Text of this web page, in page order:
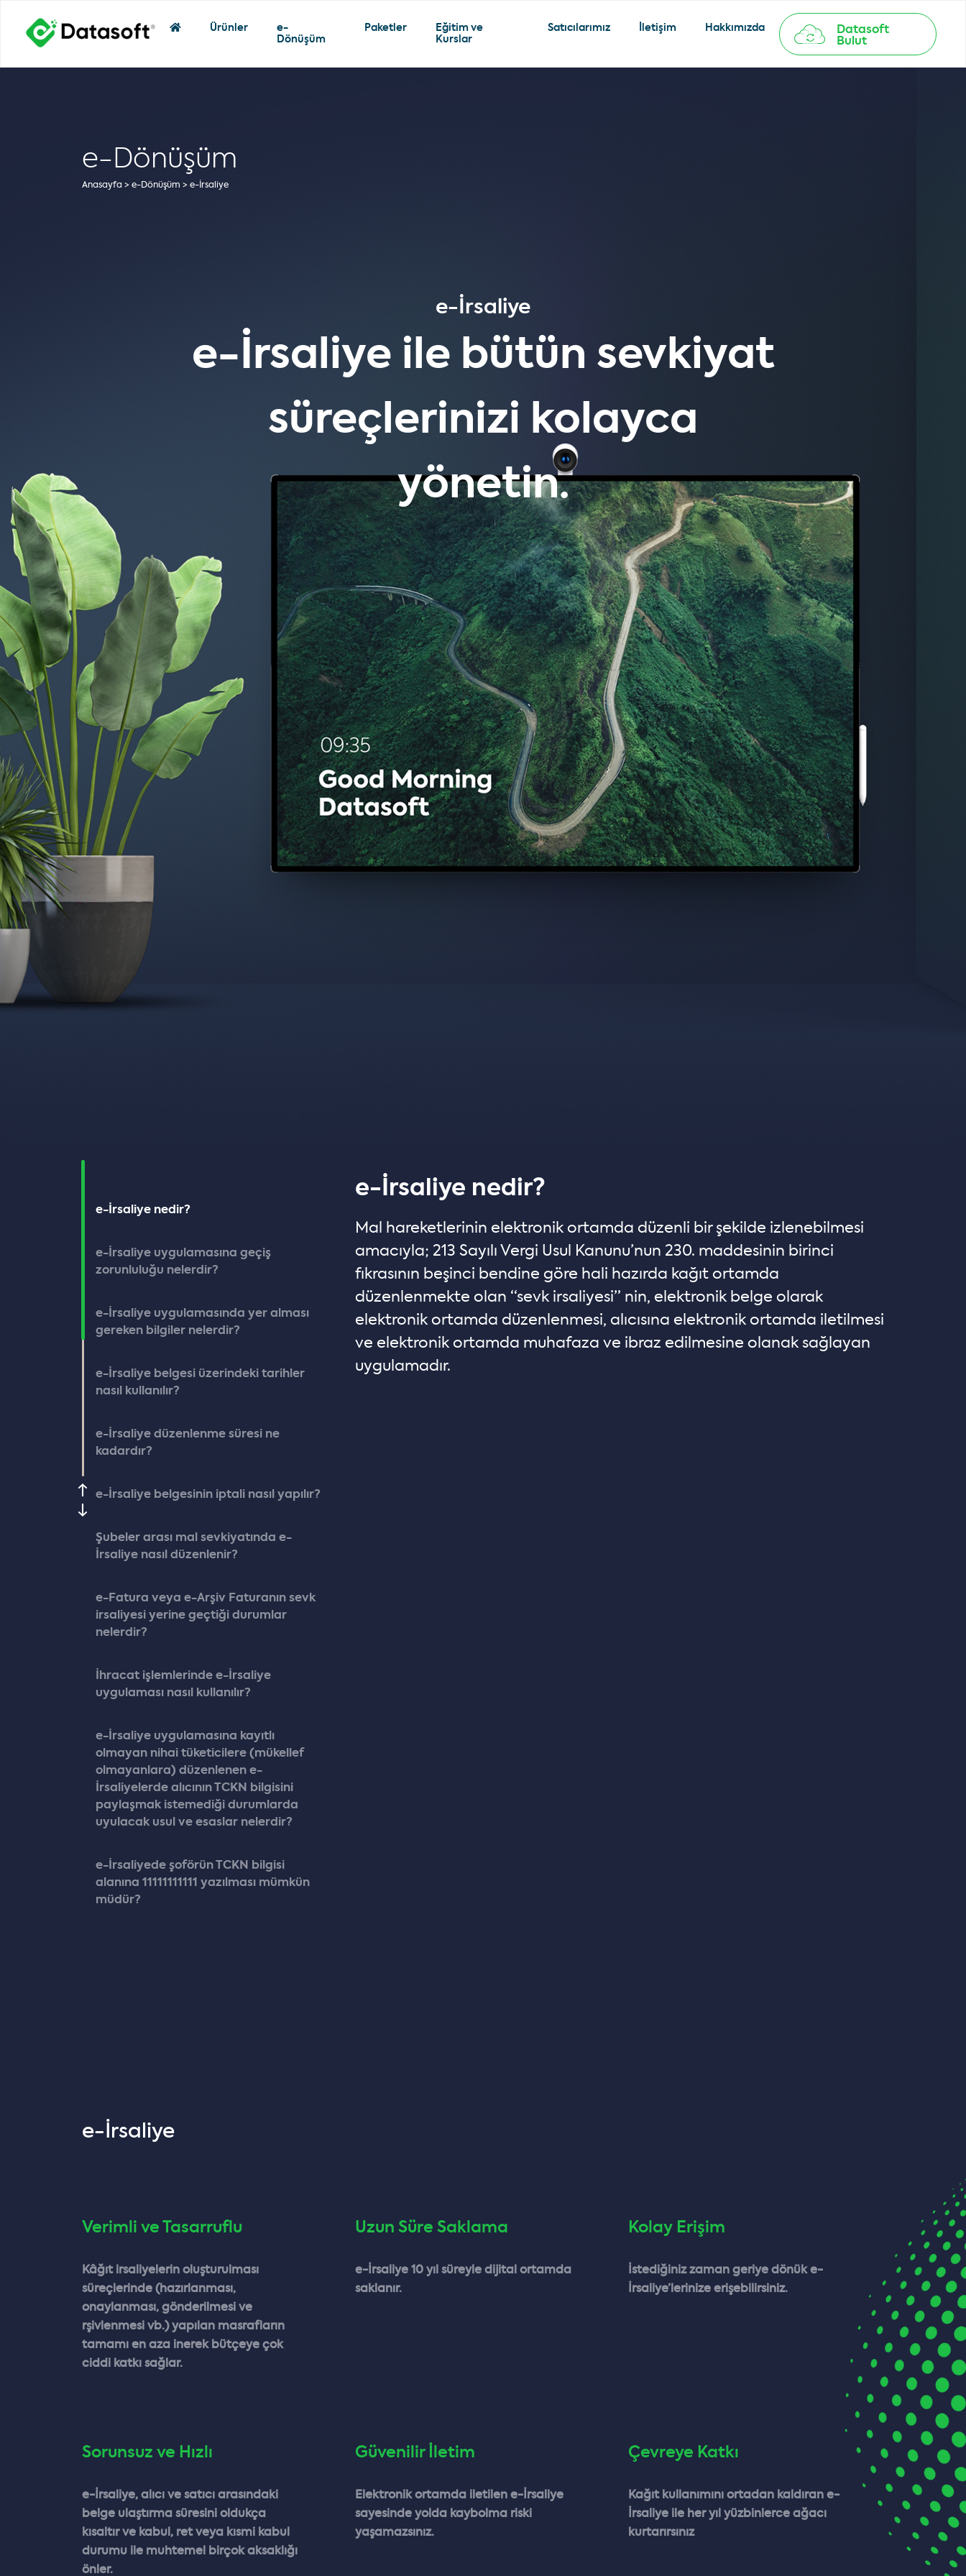
Ürünler
e-
Dönüşüm
Paketler
Eğitim ve
Kurslar
Satıcılarımız İletişim Hakkımızda
Datasoft
Bulut
e-Dönüşüm
Anasayfa > e-Dönüşüm > e-İrsaliye
e-İrsaliye
e-İrsaliye ile bütün sevkiyat
süreçlerinizi kolayca
yönetin.
e-İrsaliye nedir?
e-İrsaliye uygulamasına geçiş
zorunluluğu nelerdir?
e-İrsaliye uygulamasında yer alması
gereken bilgiler nelerdir?
e-İrsaliye belgesi üzerindeki tarihler
nasıl kullanılır?
e-İrsaliye düzenlenme süresi ne
kadardır?
e-İrsaliye belgesinin iptali nasıl yapılır?
Şubeler arası mal sevkiyatında e-
İrsaliye nasıl düzenlenir?
e-Fatura veya e-Arşiv Faturanın sevk
irsaliyesi yerine geçtiği durumlar
nelerdir?
İhracat işlemlerinde e-İrsaliye
uygulaması nasıl kullanılır?
e-İrsaliye uygulamasına kayıtlı
olmayan nihai tüketicilere (mükellef
olmayanlara) düzenlenen e-
İrsaliyelerde alıcının TCKN bilgisini
paylaşmak istemediği durumlarda
uyulacak usul ve esaslar nelerdir?
e-İrsaliyede şoförün TCKN bilgisi
alanına 11111111111 yazılması mümkün
müdür?
e-İrsaliye nedir?
Mal hareketlerinin elektronik ortamda düzenli bir şekilde izlenebilmesi
amacıyla; 213 Sayılı Vergi Usul Kanunu’nun 230. maddesinin birinci
fıkrasının beşinci bendine göre hali hazırda kağıt ortamda
düzenlenmekte olan “sevk irsaliyesi” nin, elektronik belge olarak
elektronik ortamda düzenlenmesi, alıcısına elektronik ortamda iletilmesi
ve elektronik ortamda muhafaza ve ibraz edilmesine olanak sağlayan
uygulamadır.
e-İrsaliye
Verimli ve Tasarruflu
Kâğıt irsaliyelerin oluşturulması
süreçlerinde (hazırlanması,
onaylanması, gönderilmesi ve
rşivlenmesi vb.) yapılan masrafların
tamamı en aza inerek bütçeye çok
ciddi katkı sağlar.
Uzun Süre Saklama
e-İrsaliye 10 yıl süreyle dijital ortamda
saklanır.
Kolay Erişim
İstediğiniz zaman geriye dönük e-
İrsaliye’lerinize erişebilirsiniz.
Sorunsuz ve Hızlı
e-İrsaliye, alıcı ve satıcı arasındaki
belge ulaştırma süresini oldukça
kısaltır ve kabul, ret veya kısmi kabul
durumu ile muhtemel birçok aksaklığı
önler.
Güvenilir İletim
Elektronik ortamda iletilen e-İrsaliye
sayesinde yolda kaybolma riski
yaşamazsınız.
Çevreye Katkı
Kağıt kullanımını ortadan kaldıran e-
İrsaliye ile her yıl yüzbinlerce ağacı
kurtarırsınız